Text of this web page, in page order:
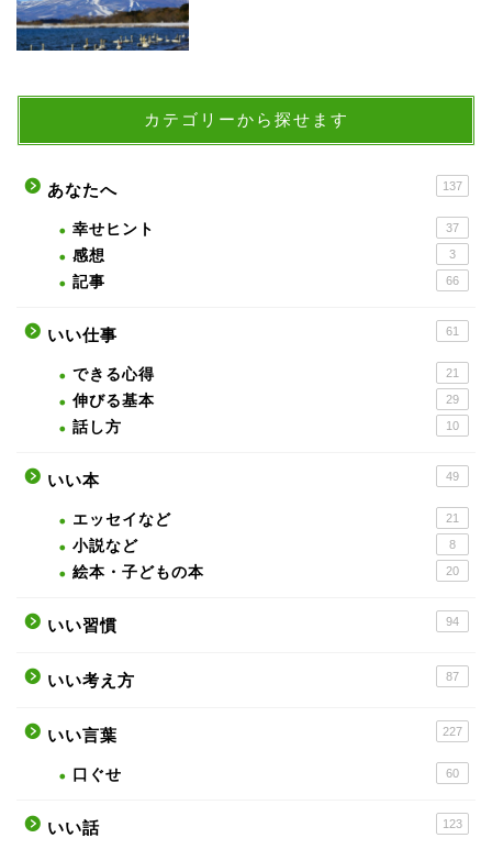
カテゴリーから探せます
あなたへ 137
幸せヒント 37
感想 3
記事 66
いい仕事 61
できる心得 21
伸びる基本 29
話し方 10
いい本 49
エッセイなど 21
小説など 8
絵本・子どもの本 20
いい習慣 94
いい考え方 87
いい言葉 227
口ぐせ 60
いい話 123